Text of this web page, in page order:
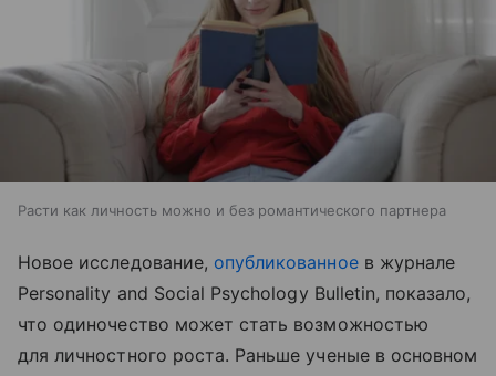
Расти как личность можно и без романтического партнера
Новое исследование, опубликованноев журнале
Personality and Social Psychology Bulletin, показало,
что одиночество может стать возможностью
для личностного роста. Раньше ученые в основном